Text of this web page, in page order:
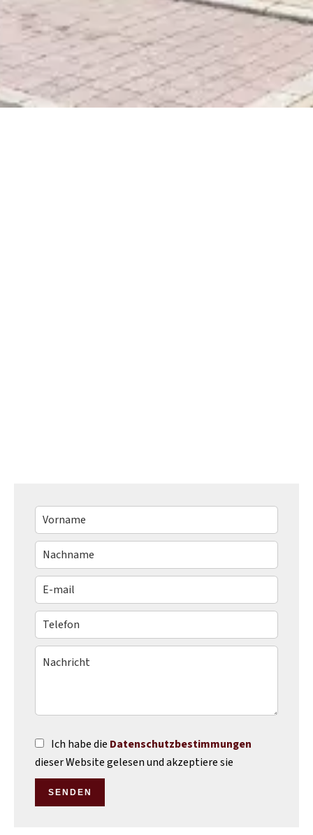
Ich habe die Datenschutzbestimmungen
dieser Website gelesen und akzeptiere sie
SENDEN